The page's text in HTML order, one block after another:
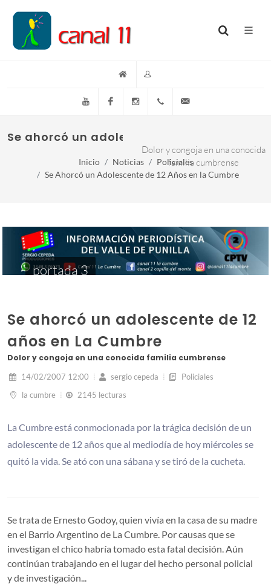
YouTube FacebookInstagram(+54)(9)3548-576073
Se ahorcó un adolescente de 12 años en
Dolor y congoja en una conocida
familia cumbrense
Inicio Noticias
Policiales
Se Ahorcó un Adolescente de 12 Años en la Cumbre
portada 3
Se ahorcó un adolescente de 12
años en La Cumbre
Dolor y congoja en una conocida familia cumbrense
14/02/2007 12:00 sergio cepeda
Policiales
la cumbre
2145 lecturas
La Cumbre está conmocionada por la trágica decisión de un
adolescente de 12 años que al mediodía de hoy miércoles se
quitó la vida. Se ató con una sábana y se tiró de la cucheta.
Se trata de Ernesto Godoy, quien vivía en la casa de su madre
en el Barrio Argentino de La Cumbre. Por causas que se
investigan el chico habría tomado esta fatal decisión. Aún
continúan trabajando en el lugar del hecho personal policial
y de investigación...